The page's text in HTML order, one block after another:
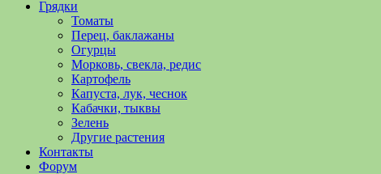
Грядки
Томаты
Перец, баклажаны
Огурцы
Морковь, свекла, редис
Картофель
Капуста, лук, чеснок
Кабачки, тыквы
Зелень
Другие растения
Контакты
Форум